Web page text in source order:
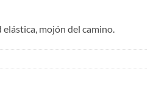
mojón del camino.